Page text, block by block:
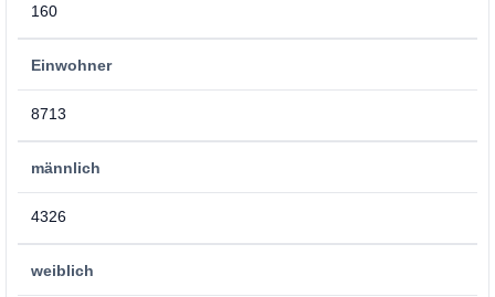
160
Einwohner
8713
männlich
4326
weiblich